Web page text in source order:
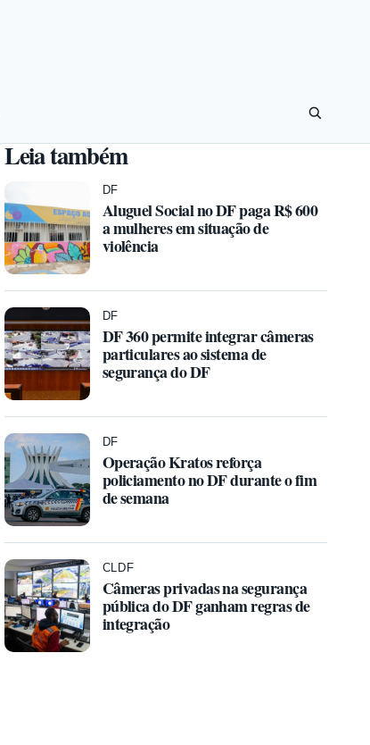
Leia também
DF
Aluguel Social no DF paga R$ 600
a mulheres em situação de
violência
DF
DF 360 permite integrar câmeras
particulares ao sistema de
segurança do DF
DF
Operação Kratos reforça
policiamento no DF durante o fim
de semana
CLDF
Câmeras privadas na segurança
pública do DF ganham regras de
integração